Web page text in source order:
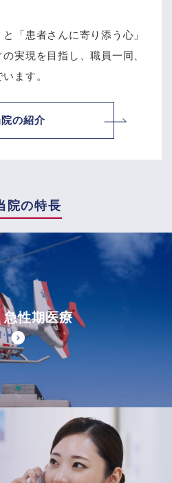
「患者さんに寄り添う心」
実現を目指し、職員一同、
ます。
院の紹介
院の特長
急性期医療